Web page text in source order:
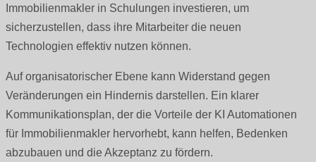
Immobilienmakler in Schulungen investieren, um
sicherzustellen, dass ihre Mitarbeiter die neuen
Technologien effektiv nutzen können.
Auf organisatorischer Ebene kann Widerstand gegen
Veränderungen ein Hindernis darstellen. Ein klarer
Kommunikationsplan, der die Vorteile der KI Automationen
für Immobilienmakler hervorhebt, kann helfen, Bedenken
abzubauen und die Akzeptanz zu fördern.